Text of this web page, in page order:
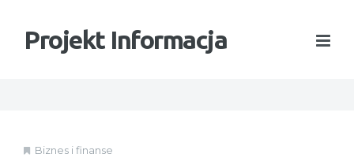
Projekt Informacja
Biznes i finanse